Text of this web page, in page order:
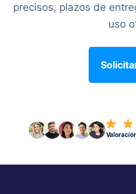
precisos, plazos de
uso